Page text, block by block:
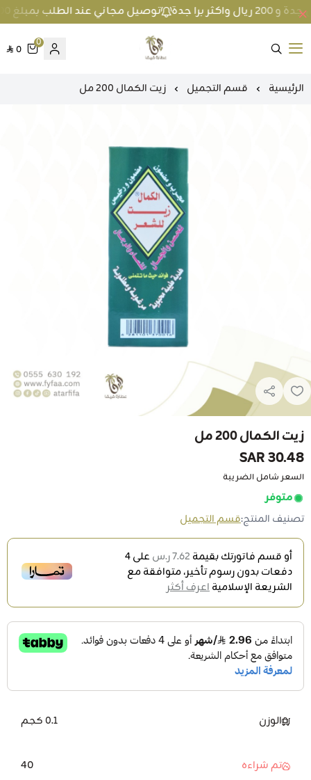
توصيل مجاني عند الطلب بمبلغ 100 ريال واكثر داخل جدة و 200 ريال واكثر برا جدة
متجر عطارة فيفا
0
0
الرئيسية قسم التجميل زيت الكمال 200 مل
زيت الكمال 200 مل
30.48 SAR
السعر شامل الضريبة
متوفر
تصنيف المنتج:قسم التجميل
أو قسم فاتورتك بقيمة 7.62 ر.س على4
دفعات بدون رسوم تأخير، متوافقة مع
الشريعة الإسلاميةاعرف أكثر
الوزن 0.1 كجم
تم شراءه 40